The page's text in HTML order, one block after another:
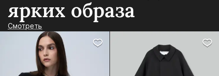
ярких образа
Смотреть